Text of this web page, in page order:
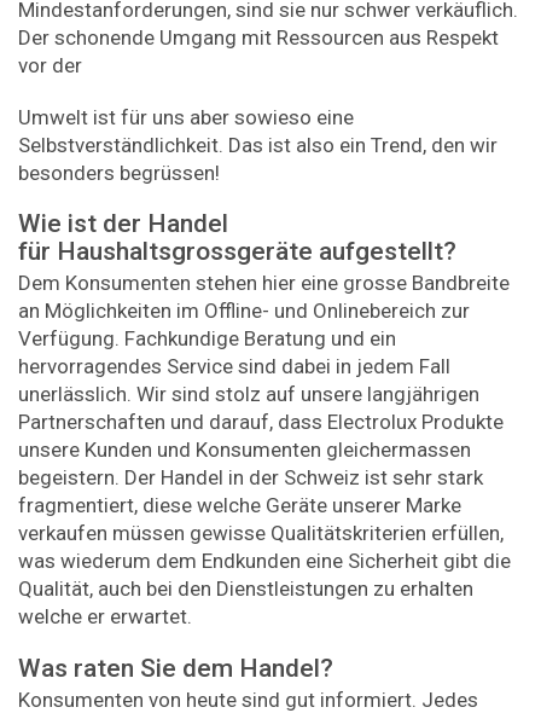
Mindestanforderungen, sind sie nur schwer verkäuflich.
Der schonende Umgang mit Ressourcen aus Respekt
vor der
Umwelt ist für uns aber sowieso eine
Selbstverständlichkeit. Das ist also ein Trend, den wir
besonders begrüssen!
Wie ist der Handel
für Haushaltsgrossgeräte aufgestellt?
Dem Konsumenten stehen hier eine grosse Bandbreite
an Möglichkeiten im Offline- und Onlinebereich zur
Verfügung. Fachkundige Beratung und ein
hervorragendes Service sind dabei in jedem Fall
unerlässlich. Wir sind stolz auf unsere langjährigen
Partnerschaften und darauf, dass Electrolux Produkte
unsere Kunden und Konsumenten gleichermassen
begeistern. Der Handel in der Schweiz ist sehr stark
fragmentiert, diese welche Geräte unserer Marke
verkaufen müssen gewisse Qualitätskriterien erfüllen,
was wiederum dem Endkunden eine Sicherheit gibt die
Qualität, auch bei den Dienstleistungen zu erhalten
welche er erwartet.
Was raten Sie dem Handel?
Konsumenten von heute sind gut informiert. Jedes